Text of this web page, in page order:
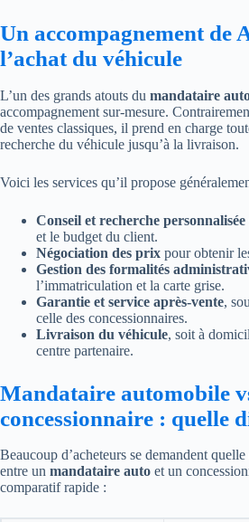
Un accompagnement de
l’achat du véhicule
L’un des grands atouts du mandataire
accompagnement sur-mesure.
de ventes classiques, il prend en charge
recherche du véhicule jusqu’à la livraison.
Voici les services qu’il propose
Conseil et recherche personnalisée
et le budget du client.
Négociation des prix pour obtenir
Gestion des formalités
l’immatriculation et la carte grise.
Garantie et service après-vente,
celle des concessionnaires.
Livraison du véhicule, soit à
centre partenaire.
Mandataire automobile
concessionnaire : quelle
Beaucoup d’acheteurs se demandent
entre un mandataire auto et un
comparatif rapide :